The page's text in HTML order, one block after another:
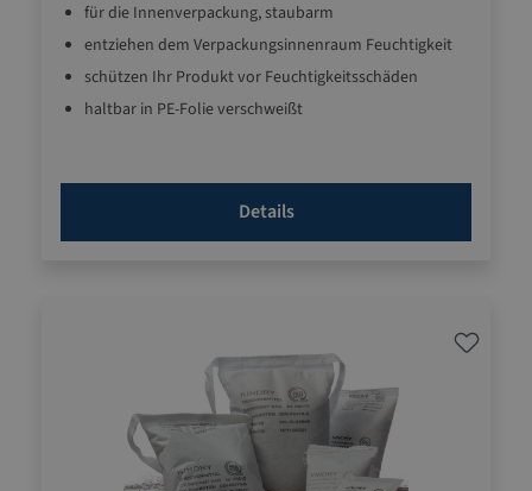
für die Innenverpackung, staubarm
entziehen dem Verpackungsinnenraum Feuchtigkeit
schützen Ihr Produkt vor Feuchtigkeitsschäden
haltbar in PE-Folie verschweißt
Details